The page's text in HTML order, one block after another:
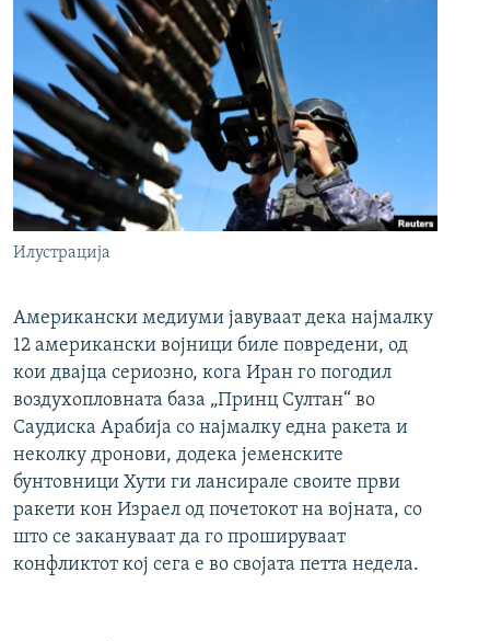
Илустрација
Американски медиуми јавуваат дека најмалку
12 американски војници биле повредени, од
кои двајца сериозно, кога Иран го погодил
воздухопловната база „Принц Султан“ во
Саудиска Арабија со најмалку една ракета и
неколку дронови, додека јеменските
бунтовници Хути ги лансирале своите први
ракети кон Израел од почетокот на војната, со
што се закануваат да го прошируваат
конфликтот кој сега е во својата петта недела.